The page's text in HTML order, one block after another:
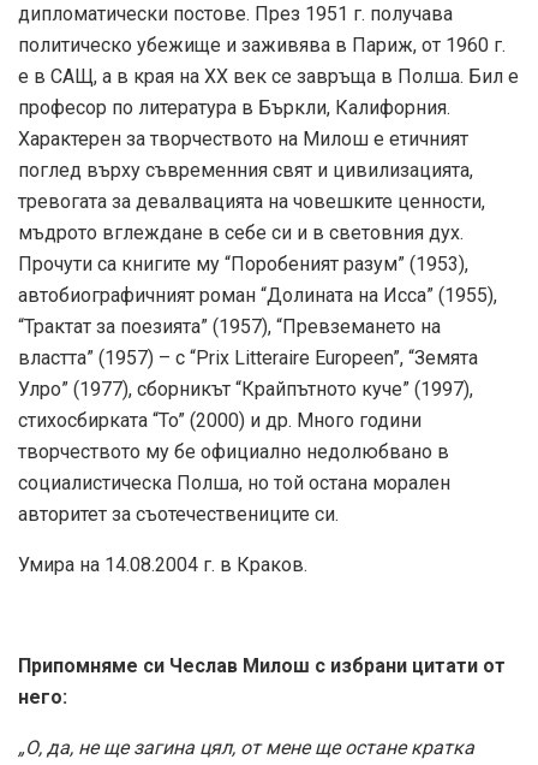
дипломатически постове. През 1951 г. получава
политическо убежище и заживява в Париж, от 1960 г.
е в САЩ, а в края на ХХ век се завръща в Полша. Бил е
професор по литература в Бъркли, Калифорния.
Характерен за творчеството на Милош е етичният
поглед върху съвременния свят и цивилизацията,
тревогата за девалвацията на човешките ценности,
мъдрото вглеждане в себе си и в световния дух.
Прочути са книгите му “Поробеният разум” (1953),
автобиографичният роман “Долината на Исса” (1955),
“Трактат за поезията” (1957), “Превземането на
властта” (1957) – с “Prix Litteraire Europeen”, “Земята
Улро” (1977), сборникът “Крайпътното куче” (1997),
стихосбирката “To” (2000) и др. Много години
творчеството му бе официално недолюбвано в
социалистическа Полша, но той остана морален
авторитет за съотечествениците си.
Умира на 14.08.2004 г. в Краков.
Припомняме си Чеслав Милош с избрани цитати от
него:
„О, да, не ще загина цял, от мене ще остане кратка